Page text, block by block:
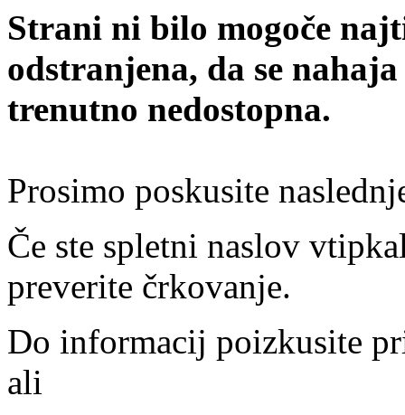
Strani ni bilo mogoče
odstranjena, da se
trenutno nedostopna.
Prosimo poskusite
Če ste spletni naslov
preverite črkovanje.
Do informacij poizkusite
ali